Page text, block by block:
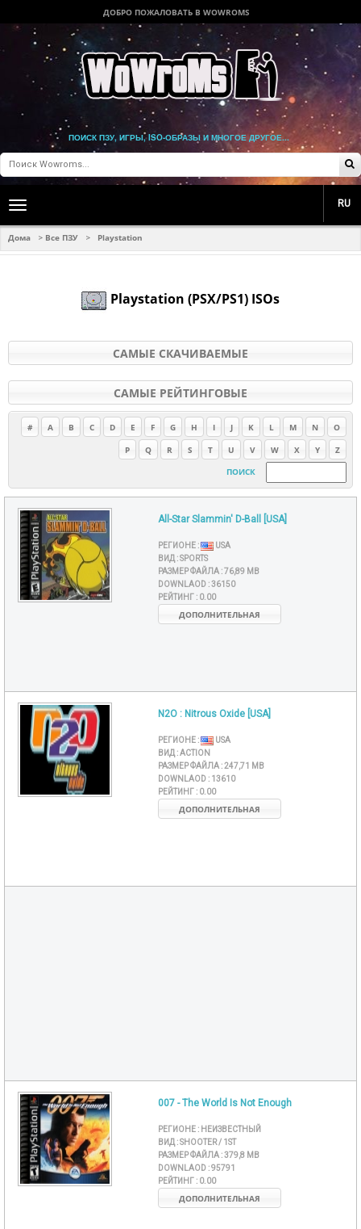
ДОБРО ПОЖАЛОВАТЬ В WOWROMS
ПОИСК ПЗУ, ИГРЫ, ISO-ОБРАЗЫ И МНОГОЕ ДРУГОЕ...
Toggle
navigation
RU
Дома > Все ПЗУ > Playstation
Playstation (PSX/PS1) ISOs
САМЫЕ СКАЧИВАЕМЫЕ
САМЫЕ РЕЙТИНГОВЫЕ
# A B C D E F G H I J K L M N
O
P
Q R S T U V W X Y
Z
ПОИСК
All-Star Slammin' D-Ball [USA]
РЕГИОНЕ :
USA
ВИД :SPORTS
РАЗМЕР ФАЙЛА :76,89 MB
DOWNLAOD :36150
РЕЙТИНГ : 0.00
ДОПОЛНИТЕЛЬНАЯ
N2O : Nitrous Oxide [USA]
РЕГИОНЕ :
USA
ВИД :ACTION
РАЗМЕР ФАЙЛА :247,71 MB
DOWNLAOD : 13610
РЕЙТИНГ : 0.00
ДОПОЛНИТЕЛЬНАЯ
007 - The World Is Not Enough
РЕГИОНЕ : НЕИЗВЕСТНЫЙ
ВИД :SHOOTER / 1ST
РАЗМЕР ФАЙЛА :379,8 MB
DOWNLAOD :95791
РЕЙТИНГ : 0.00
ДОПОЛНИТЕЛЬНАЯ